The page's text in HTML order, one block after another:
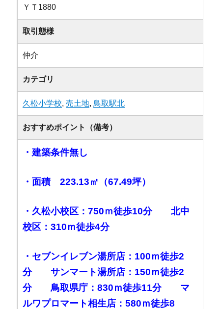
ＹＴ1880
取引態様
仲介
カテゴリ
久松小学校,売土地, 鳥取駅北
おすすめポイント（備考）
・建築条件無し
・面積 223.13㎡（67.49坪）
・久松小校区：750ｍ徒歩10分 北中
校区：310ｍ徒歩4分
・セブンイレブン湯所店：100ｍ徒歩2
分 サンマート湯所店：150ｍ徒歩2
分 鳥取県庁：830ｍ徒歩11分 マ
ルワプロマート相生店：580ｍ徒歩8